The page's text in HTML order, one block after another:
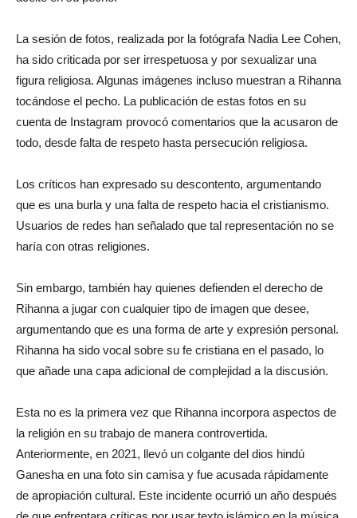
La sesión de fotos, realizada por la fotógrafa Nadia Lee Cohen,
ha sido criticada por ser irrespetuosa y por sexualizar una
figura religiosa. Algunas imágenes incluso muestran a Rihanna
tocándose el pecho. La publicación de estas fotos en su
cuenta de Instagram provocó comentarios que la acusaron de
todo, desde falta de respeto hasta persecución religiosa.
Los críticos han expresado su descontento, argumentando
que es una burla y una falta de respeto hacia el cristianismo.
Usuarios de redes han señalado que tal representación no se
haría con otras religiones.
Sin embargo, también hay quienes defienden el derecho de
Rihanna a jugar con cualquier tipo de imagen que desee,
argumentando que es una forma de arte y expresión personal.
Rihanna ha sido vocal sobre su fe cristiana en el pasado, lo
que añade una capa adicional de complejidad a la discusión.
Esta no es la primera vez que Rihanna incorpora aspectos de
la religión en su trabajo de manera controvertida.
Anteriormente, en 2021, llevó un colgante del dios hindú
Ganesha en una foto sin camisa y fue acusada rápidamente
de apropiación cultural. Este incidente ocurrió un año después